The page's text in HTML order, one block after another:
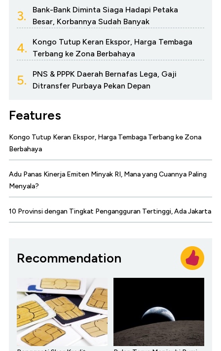
3.
Bank-Bank Diminta Siaga Hadapi Petaka
Besar, Korbannya Sudah Banyak
4.
Kongo Tutup Keran Ekspor, Harga Tembaga
Terbang ke Zona Berbahaya
5.
PNS & PPPK Daerah Bernafas Lega, Gaji
Ditransfer Purbaya Pekan Depan
Features
Kongo Tutup Keran Ekspor, Harga Tembaga Terbang ke Zona
Berbahaya
Adu Panas Kinerja Emiten Minyak RI, Mana yang Cuannya Paling
Menyala?
10 Provinsi dengan Tingkat Pengangguran Tertinggi, Ada Jakarta
Recommendation